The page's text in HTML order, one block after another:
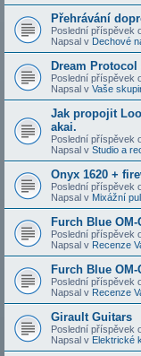
Přehrávání
Poslední příspěvek
Napsal v Dechové
Dream
Poslední příspěvek
Napsal v Vaše
Jak propojit
akai.
Poslední příspěvek
Napsal v Studio a
Onyx 1620 +
Poslední příspěvek
Napsal v Mixážní
Furch Blue OM-
Poslední příspěvek
Napsal v Recenze
Furch Blue OM-
Poslední příspěvek
Napsal v Recenze
Girault Guitars
Poslední příspěvek
Napsal v Elektrické